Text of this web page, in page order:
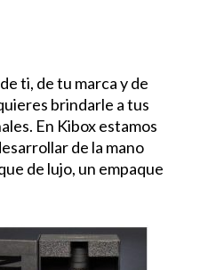
ti, de tu marca y de
brindarle a tus
En Kibox estamos
de la mano
de lujo, un empaque